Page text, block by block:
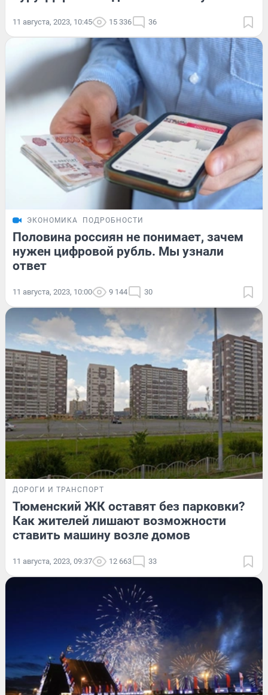
11 августа, 2023, 10:45 15 336 36
ЭКОНОМИКА ПОДРОБНОСТИ
Половина россиян не понимает, зачем
нужен цифровой рубль. Мы узнали
ответ
11 августа, 2023, 10:00 9 144 30
ДОРОГИ И ТРАНСПОРТ
Тюменский ЖК оставят без парковки?
Как жителей лишают возможности
ставить машину возле домов
11 августа, 2023, 09:37 12 663 33